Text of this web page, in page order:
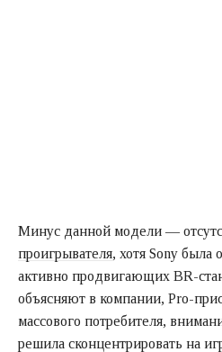
Минус данной модели —
проигрывателя, хотя Sony была
активно продвигающих BR-
объясняют в компании, Pro-
массового потребителя,
решила сконцентрировать на